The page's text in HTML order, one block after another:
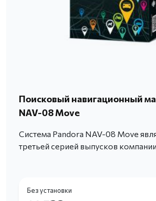
Поисковый навигационный
NAV-08 Move
Система Pandora NAV-08 Move
третьей серией выпусков
Без установки